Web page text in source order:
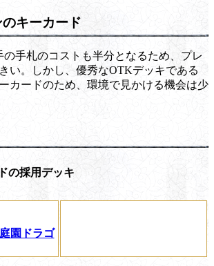
キーカード
の手札のコストも半分となるため、プレ
い。しかし、優秀なOTKデッキである
カードのため、環境で見かける機会は少
の採用デッキ
庭園ドラゴ